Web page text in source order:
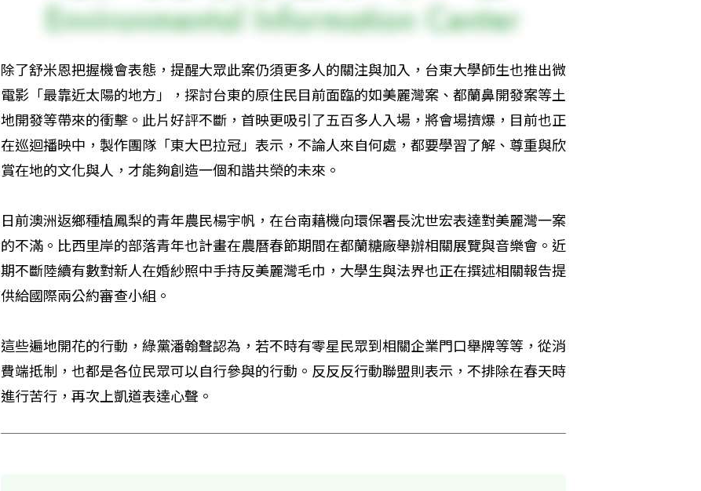
除了舒米恩把握機會表態，提醒大眾此案仍須更多人的關注與加入，台東大學師生也推出微
電影「最靠近太陽的地方」，探討台東的原住民目前面臨的如美麗灣案、都蘭鼻開發案等土
地開發等帶來的衝擊。此片好評不斷，首映更吸引了五百多人入場，將會場擠爆，目前也正
在巡迴播映中，製作團隊「東大巴拉冠」表示，不論人來自何處，都要學習了解、尊重與欣
賞在地的文化與人，才能夠創造一個和諧共榮的未來。
日前澳洲返鄉種植鳳梨的青年農民楊宇帆，在台南藉機向環保署長沈世宏表達對美麗灣一案
的不滿。比西里岸的部落青年也計畫在農曆春節期間在都蘭糖廠舉辦相關展覽與音樂會。近
期不斷陸續有數對新人在婚紗照中手持反美麗灣毛巾，大學生與法界也正在撰述相關報告提
供給國際兩公約審查小組。
這些遍地開花的行動，綠黨潘翰聲認為，若不時有零星民眾到相關企業門口舉牌等等，從消
費端抵制，也都是各位民眾可以自行參與的行動。反反反行動聯盟則表示，不排除在春天時
進行苦行，再次上凱道表達心聲。